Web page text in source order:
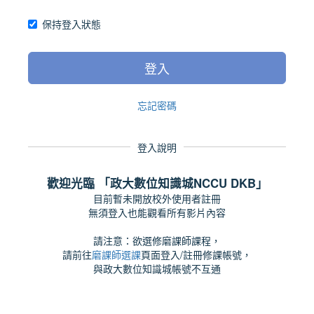
保持登入狀態
登入
忘記密碼
登入說明
歡迎光臨 「政大數位知識城NCCU DKB」
目前暫未開放校外使用者註冊
無須登入也能觀看所有影片內容
請注意：欲選修磨課師課程，
請前往磨課師選課頁面登入/註冊修課帳號，
與政大數位知識城帳號不互通